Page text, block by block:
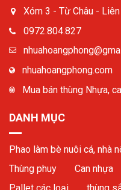
Xóm 3 - Từ Châu -
0972.804.827
nhuahoangphong.com
Mua bán thùng Nhựa,
DANH MỤC
Phao làm bè nuôi cá, nhà
Thùng phuy
Can nhựa